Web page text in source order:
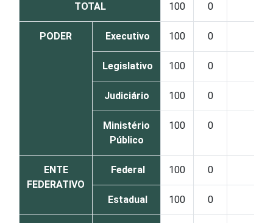
TOTAL 100 0
PODER Executivo 100 0
Legislativo 100 0
Judiciário 100 0
Ministério
Público
100 0
ENTE
FEDERATIVO
Federal 100 0
Estadual 100 0